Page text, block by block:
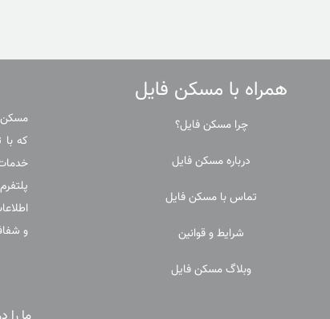
همراه با مسکن فایل
چرا مسکن فایل؟
درباره مسکن فایل
تماس با مسکن فایل
شرایط و قوانین
وبلاگ مسکن فایل
مسکن
که
و